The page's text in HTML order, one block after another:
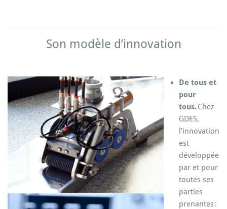
Son modèle d’innovation
De tous et
pour
tous.Chez
GDES,
l’innovation
est
développée
par et pour
toutes ses
parties
prenantes :